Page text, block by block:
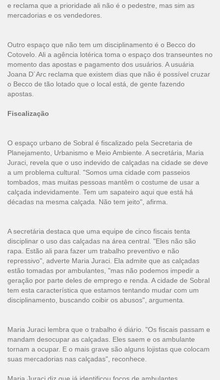
e reclama que a prioridade ali não é o pedestre, mas sim as
mercadorias e os vendedores.
Outro espaço que não tem um disciplinamento é o Becco do
Cotovelo. Ali a agência lotérica toma o espaço dos transeuntes no
momento das apostas e pagamento dos usuários. A usuária
Joana D´Arc reclama que existem dias que não é possível cruzar
o Becco de tão lotado que o local está, de gente fazendo
apostas.
Fiscalização
O espaço urbano de Sobral é fiscalizado pela Secretaria de
Planejamento, Urbanismo e Meio Ambiente. A secretária, Maria
Juraci, revela que o uso indevido de calçadas na cidade se deve
a um problema cultural. "Somos uma cidade com passeios
tombados, mas muitas pessoas mantêm o costume de usar a
calçada indevidamente. Tem um sapateiro aqui que está há
décadas na mesma calçada. Não tem jeito", afirma.
A secretária destaca que uma equipe de cinco fiscais tenta
disciplinar o uso das calçadas na área central. "Eles não são
rapa. Estão ali para fazer um trabalho preventivo e não
repressivo", adverte Maria Juraci. Ela admite que as calçadas
estão tomadas por ambulantes, "mas não podemos impedir a
geração por parte deles de emprego e renda. A cidade de Sobral
tem esta característica que estamos tentando mudar com um
disciplinamento, buscando coibir os abusos", argumenta.
Maria Juraci lembra que o trabalho é diário. "Os fiscais passam e
mandam desocupar as calçadas. Eles saem e os ambulante
tornam a ocupar. E o mais grave são alguns lojistas que colocam
suas mercadorias nas calçadas", reconhece.